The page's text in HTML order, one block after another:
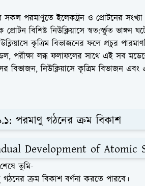
সকল পরমাণুতে ইলেকট্রন ও প্রোটনের সংখ্যা
বিশিষ্ট নিউক্লিয়াসে স্বত:র্স্ফুত ভাঙ্গন
কৃত্রিম বিভাজনের ফলে প্রচুর
পরীক্ষা লব্ধ ফলাফলের সাথে এই সব
বিভাজন, নিউক্লিয়াসে কৃত্রিম বিভাজন
পরমাণু গঠনের ক্রম বিকাশ
Development of Atomic
তুমি-
ক্রম বিকাশ বর্ণনা করতে পারবে।